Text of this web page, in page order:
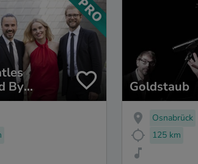
By
Goldstaub
Osnabrück
125 km